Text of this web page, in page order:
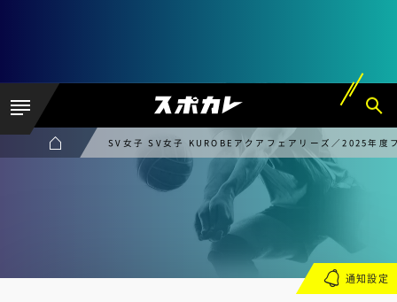
SV女子 SV女子 KUROBEアクアフェアリーズ／2025年度
通知設定